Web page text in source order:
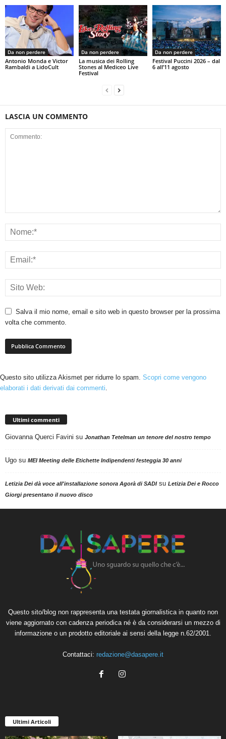
Da non perdere
Antonio Monda e Victor
Rambaldi a LidoCult
Da non perdere
La musica dei Rolling
Stones al Mediceo Live
Festival
Da non perdere
Festival Puccini 2026 – dal
6 all’11 agosto
LASCIA UN COMMENTO
Salva il mio nome, email e sito web in questo browser per la prossima
volta che commento.
Questo sito utilizza Akismet per ridurre lo spam. Scopri come vengono
elaborati i dati derivati dai commenti.
Ultimi commenti
Giovanna Querci Favini su Jonathan Tetelman un tenore del nostro tempo
Ugo su MEI Meeting delle Etichette Indipendenti festeggia 30 anni
Letizia Dei dà voce all'installazione sonora Agorà di SADIsu Letizia Dei e Rocco
Giorgi presentano il nuovo disco
Questo sito/blog non rappresenta una testata giornalistica in quanto non
viene aggiornato con cadenza periodica né è da considerarsi un mezzo di
informazione o un prodotto editoriale ai sensi della legge n.62/2001.
Contattaci: redazione@dasapere.it
Ultimi Articoli